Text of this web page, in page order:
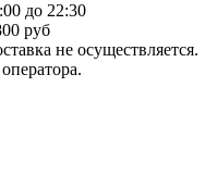
до 22:30
руб
не осуществляется.